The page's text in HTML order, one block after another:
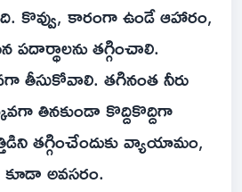
కొవ్వు, కారంగా ఉండే ఆహారం,
పదార్థాలను తగ్గించాలి.
తీసుకోవాలి. తగినంత నీరు
తినకుండా కొద్దికొద్దిగా
తగ్గించేందుకు వ్యాయామం,
అవసరం.